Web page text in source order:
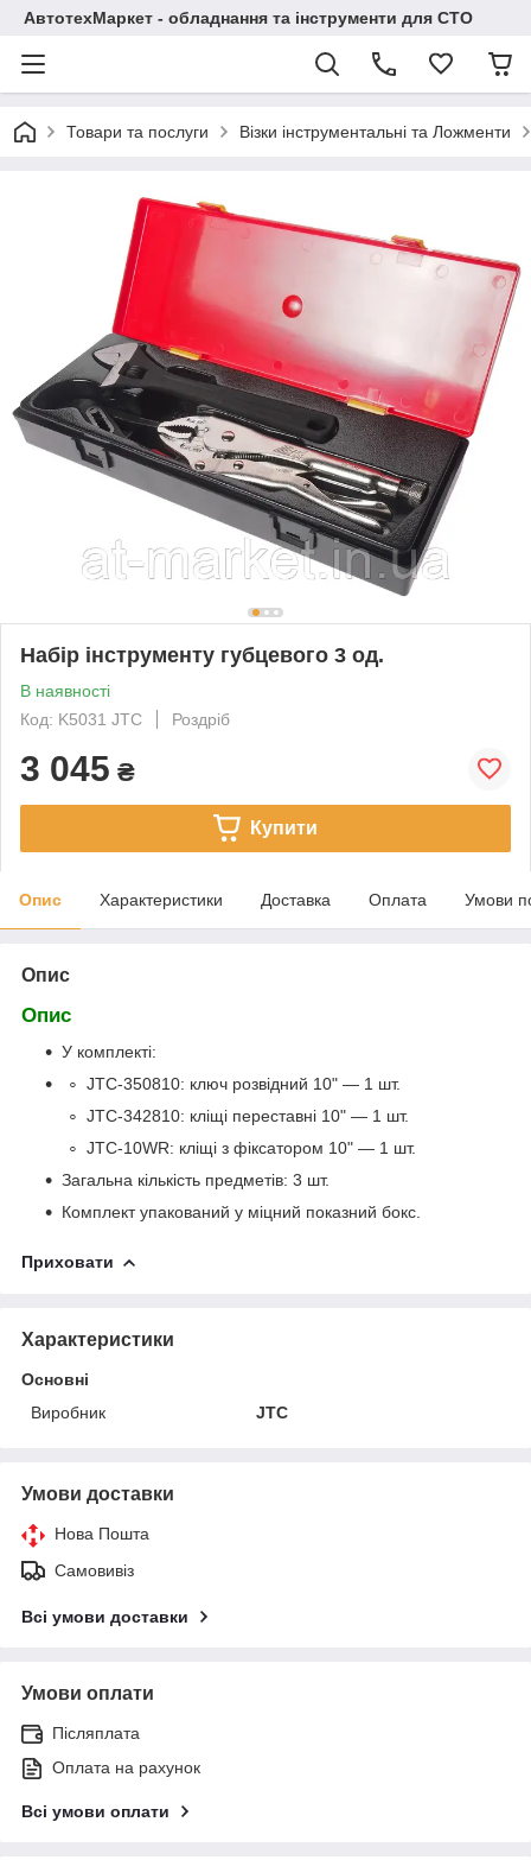
АвтотехМаркет - обладнання та інструменти для СТО
Товари та послуги Візки інструментальні та Ложменти
Набір інструменту губцевого 3 од.
В наявності
Код: K5031 JTC
Роздріб
3 045 ₴
Купити
Опис Характеристики Доставка Оплата Умови
Опис
Опис
У комплекті:
JTC-350810: ключ розвідний 10" — 1 шт.
JTC-342810: кліщі переставні 10" — 1 шт.
JTC-10WR: кліщі з фіксатором 10" — 1 шт.
Загальна кількість предметів: 3 шт.
Комплект упакований у міцний показний бокс.
Приховати
Характеристики
Основні
Виробник
JTC
Умови доставки
Нова Пошта
Самовивіз
Всі умови доставки
Умови оплати
Післяплата
Оплата на рахунок
Всі умови оплати